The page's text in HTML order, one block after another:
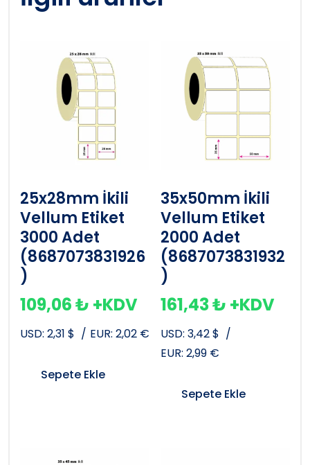
25x28mm İkili
Vellum Etiket
3000 Adet
(8687073831926
)
109,06₺ +KDV
USD:2,31$ / EUR:2,02 €
Sepete Ekle
35x50mm İkili
Vellum Etiket
2000 Adet
(8687073831932
)
161,43₺ +KDV
USD: 3,42$ /
EUR: 2,99 €
Sepete Ekle